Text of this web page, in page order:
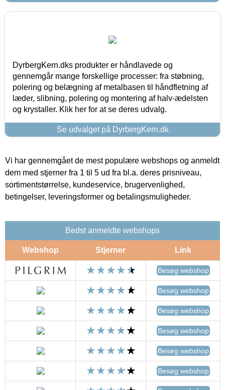
DyrbergKern.dks produkter er håndlavede og
gennemgår mange forskellige processer: fra støbning,
polering og belægning af metalbasen til håndfletning af
læder, slibning, polering og montering af halv-ædelsten
og krystaller. Klik her for at se deres udvalg.
Se udvalget på DyrbergKern.dk
Vi har gennemgået de mest populære webshops og anmeldt
dem med stjerner fra 1 til 5 ud fra bl.a. deres prisniveau,
sortimentstørrelse, kundeservice, brugervenlighed,
betingelser, leveringsformer og betalingsmuligheder.
Bedst anmeldte webshops
Webshop Stjerner Link
Besøg webshop
Besøg webshop
Besøg webshop
Besøg webshop
Besøg webshop
Besøg webshop